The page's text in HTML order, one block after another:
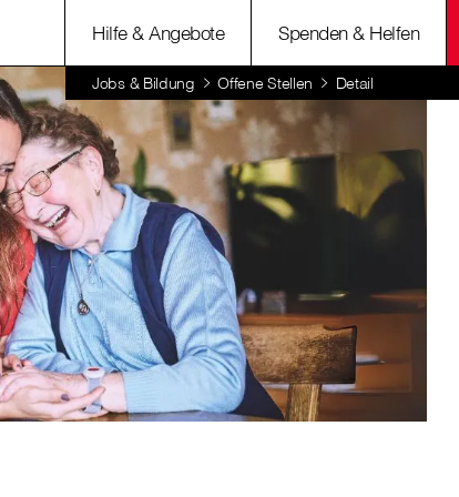
Hilfe & Angebote Spenden & Helfen
Jobs & Bildung Offene Stellen Detail